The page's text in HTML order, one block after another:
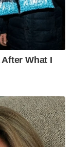
വനിതാ-
ഇക്കാര്യം
മുൻ
അനുമതി
Adhikari